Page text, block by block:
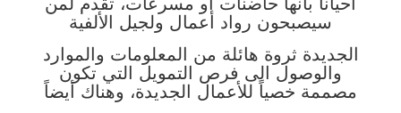
سيصبحون رواد أعمال ولجيل الألفية
الجديدة ثروة هائلة من المعلومات والموارد
والوصول الى فرص التمويل التي تكون
مصممة خصياً للأعمال الجديدة، وهناك أيضاً